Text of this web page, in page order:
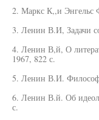
2. Маркс К,,и Энгельс
3. Ленин В.И, Задачи
4. Ленин В,й, О
1967, 822 с.
5. Ленин В.И.
6. Ленин В.й. Об
с.